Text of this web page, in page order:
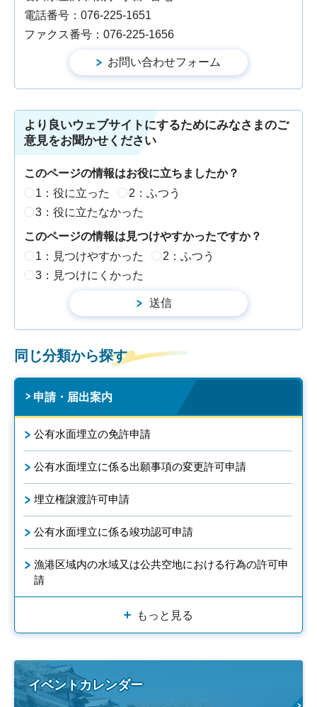
電話番号：076-225-1651
ファクス番号：076-225-1656
より良いウェブサイトにするためにみなさまのご
意見をお聞かせください
このページの情報はお役に立ちましたか？
1：役に立った
2：ふつう
3：役に立たなかった
このページの情報は見つけやすかったですか？
1：見つけやすかった
2：ふつう
3：見つけにくかった
同じ分類から探す
申請・届出案内
公有水面埋立の免許申請
公有水面埋立に係る出願事項の変更許可申請
埋立権譲渡許可申請
公有水面埋立に係る竣功認可申請
漁港区域内の水域又は公共空地における行為の許可申
請
もっと見る
イベントカレンダー